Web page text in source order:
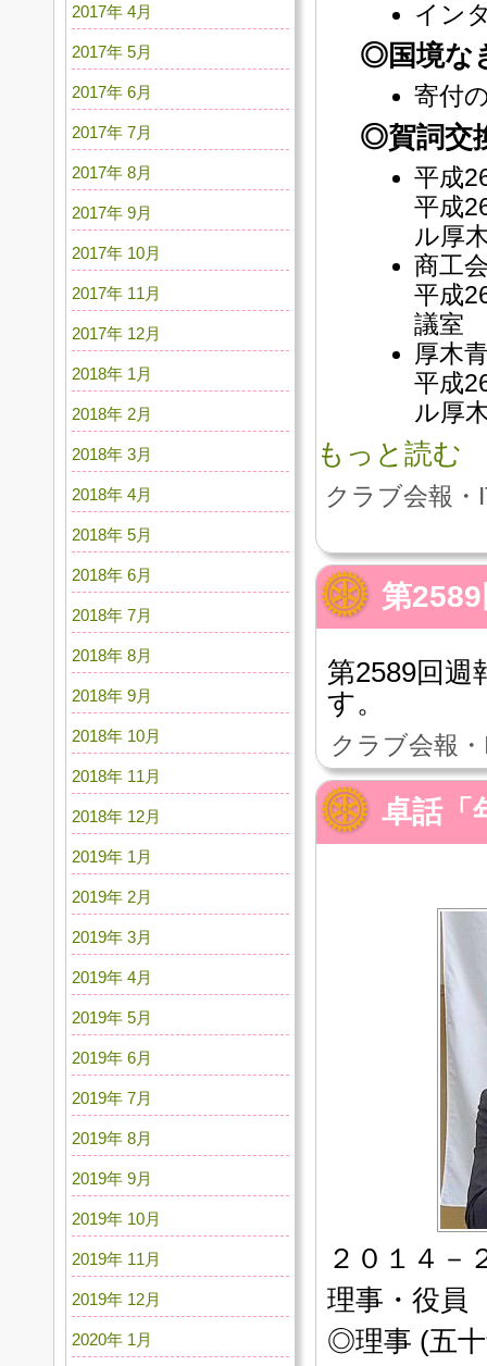
イン
◎国境な
寄付
◎賀詞交
平成
平成
ル厚
商工
平成
議室
厚木
平成
ル厚
もっと読む
クラブ会報・
第
第2589回週
す。
クラブ会報
卓話「
２０１４－
理事・役
◎理事 (五
2017年 4月
2017年 5月
2017年 6月
2017年 7月
2017年 8月
2017年 9月
2017年 10月
2017年 11月
2017年 12月
2018年 1月
2018年 2月
2018年 3月
2018年 4月
2018年 5月
2018年 6月
2018年 7月
2018年 8月
2018年 9月
2018年 10月
2018年 11月
2018年 12月
2019年 1月
2019年 2月
2019年 3月
2019年 4月
2019年 5月
2019年 6月
2019年 7月
2019年 8月
2019年 9月
2019年 10月
2019年 11月
2019年 12月
2020年 1月